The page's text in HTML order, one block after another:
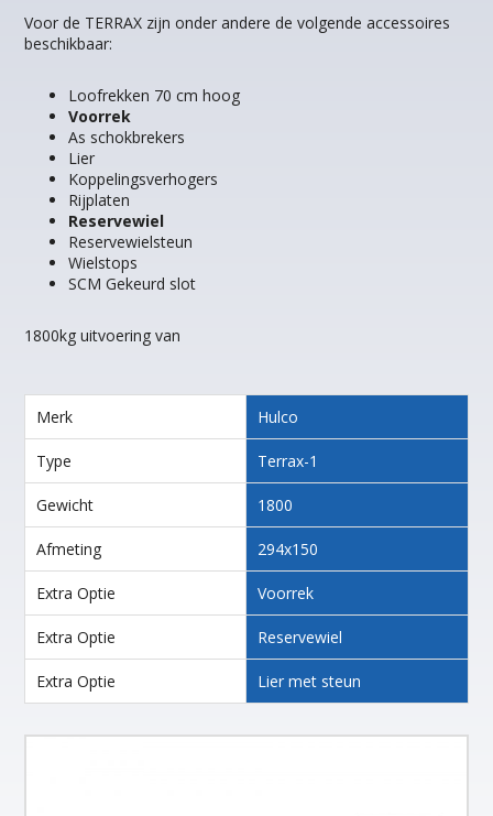
Voor de TERRAX zijn onder andere de volgende accessoires
beschikbaar:
Loofrekken 70 cm hoog
Voorrek
As schokbrekers
Lier
Koppelingsverhogers
Rijplaten
Reservewiel
Reservewielsteun
Wielstops
SCM Gekeurd slot
1800kg uitvoering van
Merk Hulco
Type Terrax-1
Gewicht 1800
Afmeting 294x150
Extra Optie Voorrek
Extra Optie Reservewiel
Extra Optie Lier met steun